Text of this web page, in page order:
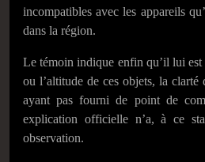
incompatibles avec les appareils
dans la région.
Le témoin indique enfin qu’il lui
ou l’altitude de ces objets, la
ayant pas fourni de point de
explication officielle n’a, à ce
observation.